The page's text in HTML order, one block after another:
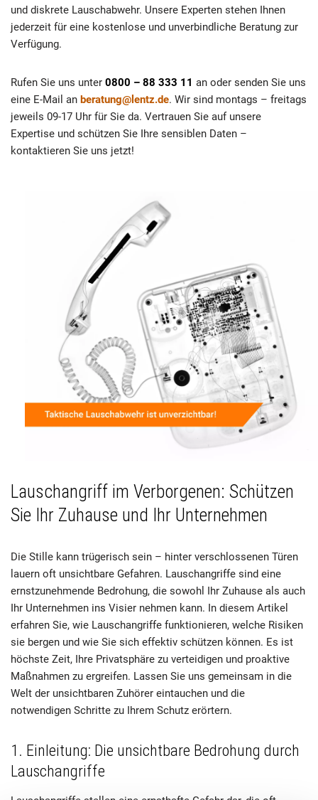
und diskrete Lauschabwehr. Unsere Experten stehen Ihnen
jederzeit für eine kostenlose und unverbindliche Beratung zur
Verfügung.
Rufen Sie uns unter 0800 – 88 333 11 an oder senden Sie uns
eine E-Mail an beratung@lentz.de. Wir sind montags – freitags
jeweils 09-17 Uhr für Sie da. Vertrauen Sie auf unsere
Expertise und schützen Sie Ihre sensiblen Daten –
kontaktieren Sie uns jetzt!
Lauschangriff im Verborgenen: Schützen
Sie Ihr Zuhause und Ihr Unternehmen
Die Stille kann trügerisch sein – hinter verschlossenen Türen
lauern oft unsichtbare Gefahren. Lauschangriffe sind eine
ernstzunehmende Bedrohung, die sowohl Ihr Zuhause als auch
Ihr Unternehmen ins Visier nehmen kann. In diesem Artikel
erfahren Sie, wie Lauschangriffe funktionieren, welche Risiken
sie bergen und wie Sie sich effektiv schützen können. Es ist
höchste Zeit, Ihre Privatsphäre zu verteidigen und proaktive
Maßnahmen zu ergreifen. Lassen Sie uns gemeinsam in die
Welt der unsichtbaren Zuhörer eintauchen und die
notwendigen Schritte zu Ihrem Schutz erörtern.
1. Einleitung: Die unsichtbare Bedrohung durch
Lauschangriffe